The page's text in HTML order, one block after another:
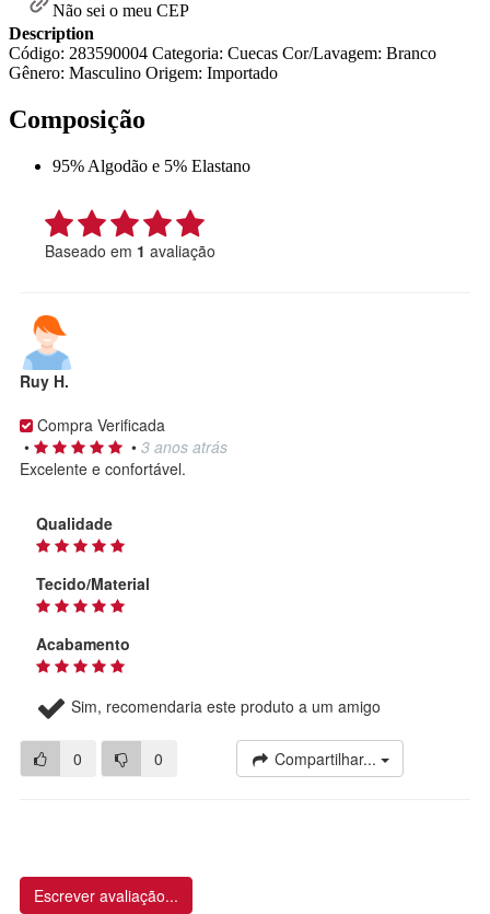
Não sei o meu CEP
Description
Código: 283590004 Categoria: Cuecas Cor/Lavagem: Branco
Gênero: Masculino Origem: Importado
Composição
95% Algodão e 5% Elastano
Baseado em 1 avaliação
Ruy H.
Compra Verificada
•
• 3 anos atrás
Excelente e confortável.
Qualidade
Tecido/Material
Acabamento
Sim, recomendaria este produto a um amigo
0 0 Compartilhar...
Escrever avaliação...